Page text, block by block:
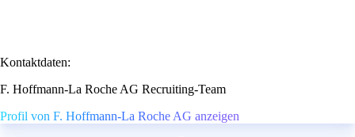
Kontaktdaten:
F. Hoffmann-La Roche AG Recruiting-Team
Profil von F. Hoffmann-La Roche AG anzeigen